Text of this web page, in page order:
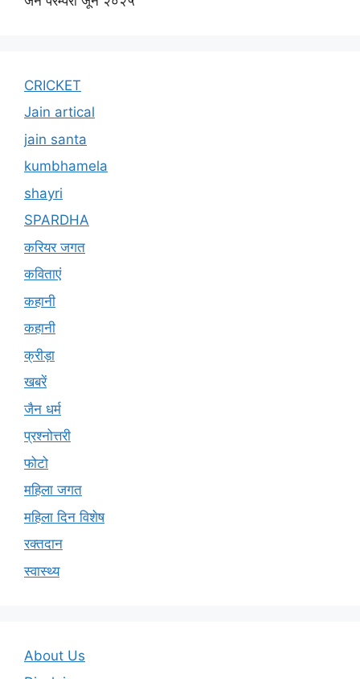
CRICKET
Jain artical
jain santa
kumbhamela
shayri
SPARDHA
करियर जगत
कविताएं
कहानी
कहानी
क्रीड़ा
खबरें
जैन धर्म
प्रश्नोत्तरी
फोटो
महिला जगत
महिला दिन विशेष
रक्तदान
स्वास्थ्य
About Us